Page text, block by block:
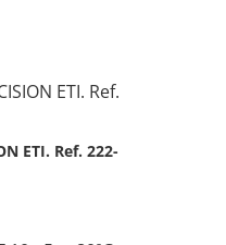
ETI. Ref. 222-